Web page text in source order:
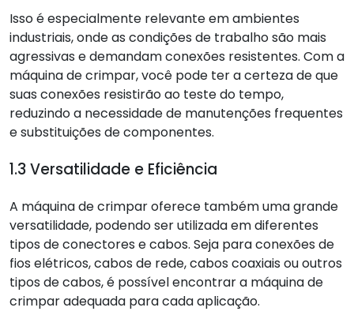
Isso é especialmente relevante em ambientes
industriais, onde as condições de trabalho são mais
agressivas e demandam conexões resistentes. Com a
máquina de crimpar, você pode ter a certeza de que
suas conexões resistirão ao teste do tempo,
reduzindo a necessidade de manutenções frequentes
e substituições de componentes.
1.3 Versatilidade e Eficiência
A máquina de crimpar oferece também uma grande
versatilidade, podendo ser utilizada em diferentes
tipos de conectores e cabos. Seja para conexões de
fios elétricos, cabos de rede, cabos coaxiais ou outros
tipos de cabos, é possível encontrar a máquina de
crimpar adequada para cada aplicação.